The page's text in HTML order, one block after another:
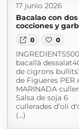
17 junio 2026
Bacalao con dos
cocciones y
0 0
bacallà
de cigrons
de Figueres PER
MARINADA
Salsa de soja 6
cullerades d’oli
(...)